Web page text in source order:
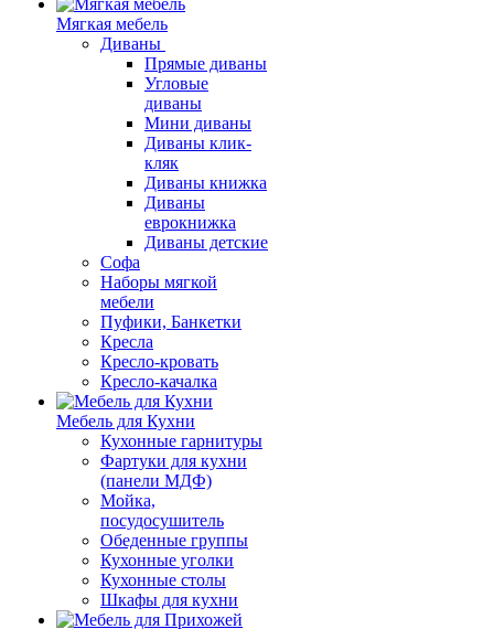
Мягкая мебель
Диваны
Прямые диваны
Угловые
диваны
Мини диваны
Диваны клик-
кляк
Диваны книжка
Диваны
еврокнижка
Диваны детские
Софа
Наборы мягкой
мебели
Пуфики, Банкетки
Кресла
Кресло-кровать
Кресло-качалка
Мебель для Кухни
Кухонные гарнитуры
Фартуки для кухни
(панели МДФ)
Мойка,
посудосушитель
Обеденные группы
Кухонные уголки
Кухонные столы
Шкафы для кухни